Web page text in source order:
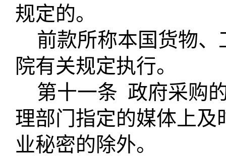
规定的。
前款所称本国货物
院有关规定执行。
第十一条 政府采购
理部门指定的媒体上
业秘密的除外。